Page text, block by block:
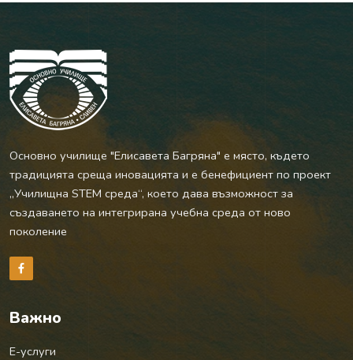
Основно училище "Елисавета Багряна" е място, където
традицията среща иновацията и е бенефициент по проект
„Училищна STEM среда“, което дава възможност за
създаването на интегрирана учебна среда от ново
поколение
Важно
Е-услуги